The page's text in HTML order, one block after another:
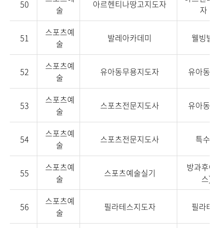
50
술
아르헨티나땅고지도자
자 1
51
스포츠예
술
발레아카데미 웰빙발
52
스포츠예
술
유아동무용지도자 유아동
53
스포츠예
술
스포츠전문지도사 유아동
54
스포츠예
술
스포츠전문지도사 특수
55
스포츠예
술
스포츠예술실기
방과후예
스)
56
스포츠예
술
필라테스지도자 필라테